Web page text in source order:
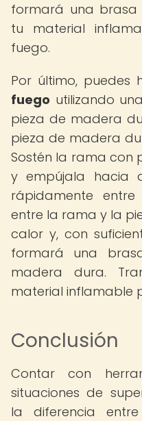
formará una
tu material
fuego.
Por último, puedes
fuego utilizando
pieza de madera
pieza de madera
Sostén la rama con
y empújala hacia
rápidamente
entre la rama y la
calor y, con
formará una
madera dura.
material inflamable
Conclusión
Contar con
situaciones de
la diferencia